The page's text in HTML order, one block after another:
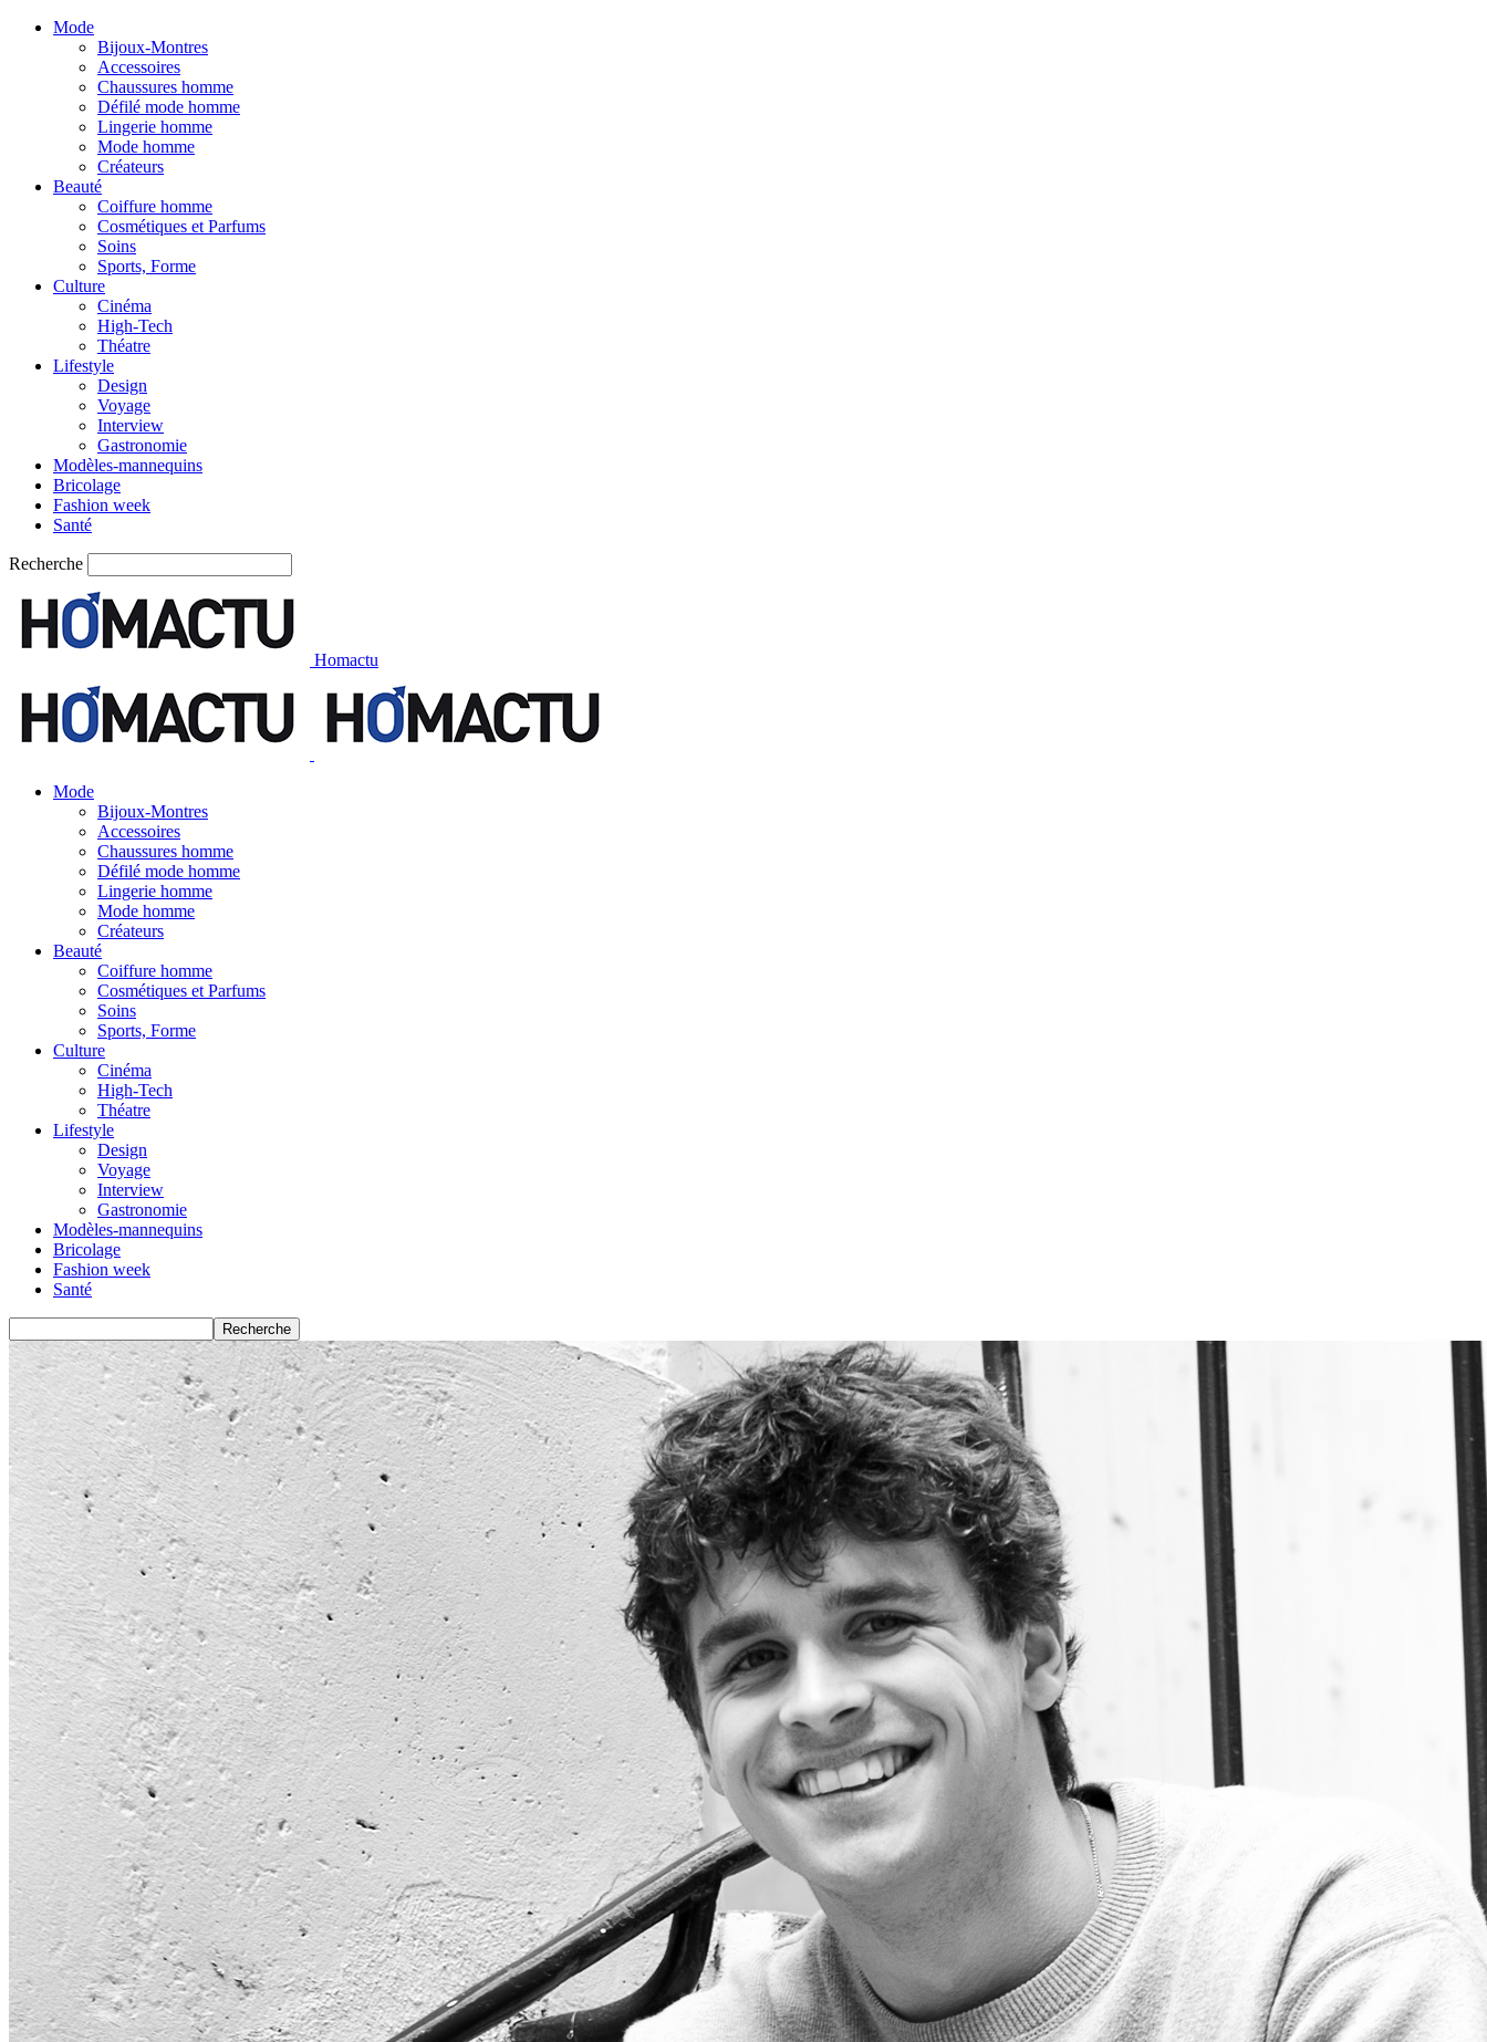
Mode
Bijoux-Montres
Accessoires
Chaussures homme
Défilé mode homme
Lingerie homme
Mode homme
Créateurs
Beauté
Coiffure homme
Cosmétiques et Parfums
Soins
Sports, Forme
Culture
Cinéma
High-Tech
Théatre
Lifestyle
Design
Voyage
Interview
Gastronomie
Modèles-mannequins
Bricolage
Fashion week
Santé
Recherche
Homactu
Mode
Bijoux-Montres
Accessoires
Chaussures homme
Défilé mode homme
Lingerie homme
Mode homme
Créateurs
Beauté
Coiffure homme
Cosmétiques et Parfums
Soins
Sports, Forme
Culture
Cinéma
High-Tech
Théatre
Lifestyle
Design
Voyage
Interview
Gastronomie
Modèles-mannequins
Bricolage
Fashion week
Santé